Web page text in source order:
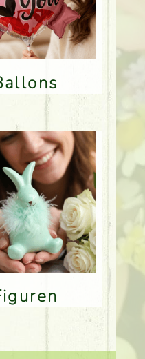
Ballons
Figuren